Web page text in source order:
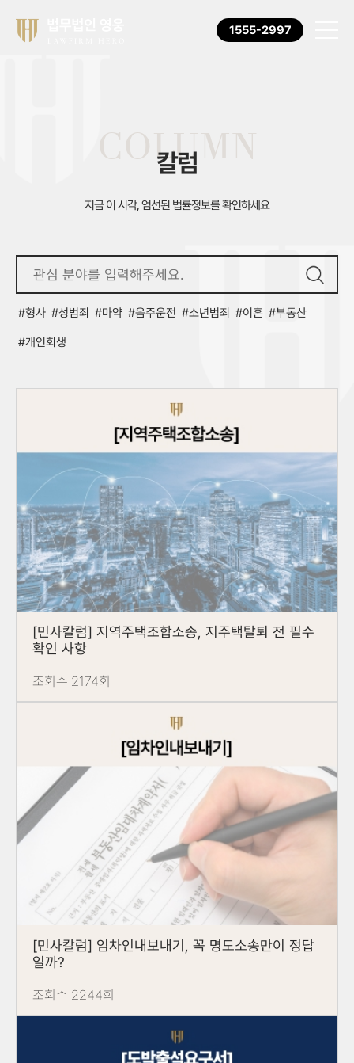
1555-2997
COLUMN
칼럼
지금 이 시각, 엄선된 법률정보를 확인하세요
형사 성범죄 마약 음주운전 소년범죄 이혼 부동산
개인회생
[민사칼럼] 지역주택조합소송, 지주택탈퇴 전 필수
확인 사항
조회수 2174회
[민사칼럼] 임차인내보내기, 꼭 명도소송만이 정답
일까?
조회수 2244회